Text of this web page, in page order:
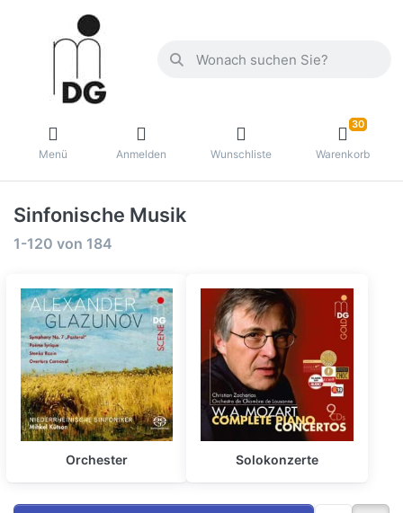
Menü Anmelden Wunschliste
30
Warenkorb
Sinfonische Musik
1-120 von 184
Orchester Solokonzerte